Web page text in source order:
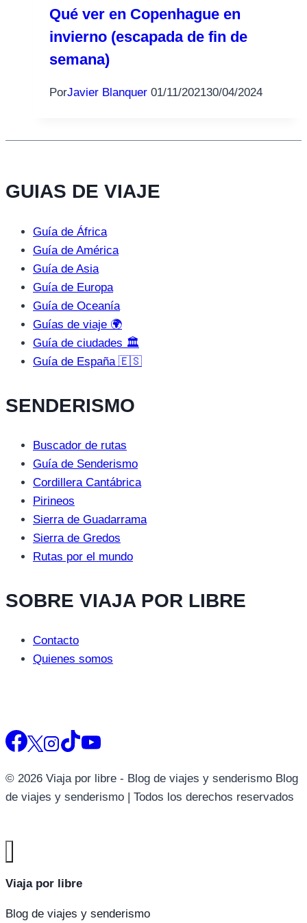
Qué ver en Copenhague en
invierno (escapada de fin de
semana)
PorJavier Blanquer 01/11/202130/04/2024
GUIAS DE VIAJE
Guía de África
Guía de América
Guía de Asia
Guía de Europa
Guía de Oceanía
Guías de viaje 🌍
Guía de ciudades 🏛️
Guía de España 🇪🇸
SENDERISMO
Buscador de rutas
Guía de Senderismo
Cordillera Cantábrica
Pirineos
Sierra de Guadarrama
Sierra de Gredos
Rutas por el mundo
SOBRE VIAJA POR LIBRE
Contacto
Quienes somos
© 2026 Viaja por libre - Blog de viajes y senderismo Blog
de viajes y senderismo | Todos los derechos reservados
Viaja por libre
Blog de viajes y senderismo